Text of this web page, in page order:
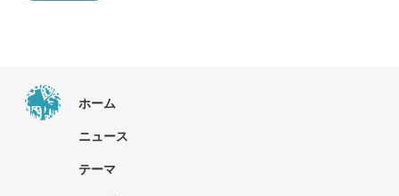
ホーム
ニュース
テーマ